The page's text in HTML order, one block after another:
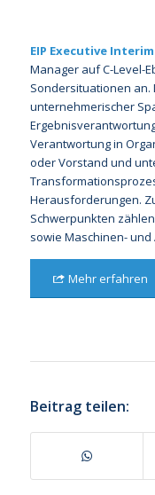
EIP Executive
Manager auf C-Level-
Sondersituationen an.
unternehmerischer
Verantwortung in
oder Vorstand und
Herausforderungen.
Schwerpunkten
sowie Maschinen- und
Mehr erfahren
Beitrag teilen: